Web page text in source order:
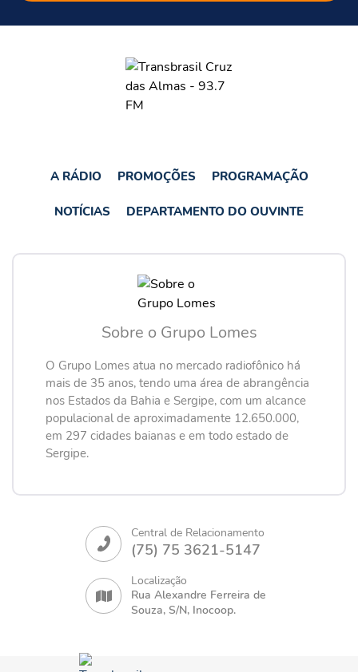
A RÁDIO PROMOÇÕES PROGRAMAÇÃO
NOTÍCIAS DEPARTAMENTO DO OUVINTE
Sobre o Grupo Lomes
O Grupo Lomes atua no mercado radiofônico há
mais de 35 anos, tendo uma área de abrangência
nos Estados da Bahia e Sergipe, com um alcance
populacional de aproximadamente 12.650.000,
em 297 cidades baianas e em todo estado de
Sergipe.
Central de Relacionamento
(75) 75 3621-5147
Localização
Rua Alexandre Ferreira de
Souza, S/N, Inocoop.